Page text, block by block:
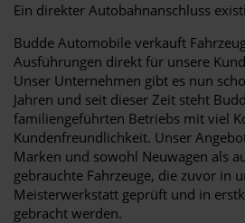
Ein direkter Autobahnanschluss
Budde Automobile verkauft
Ausführungen direkt für unsere
Unser Unternehmen gibt es nun
Jahren und seit dieser Zeit steht
familiengeführten Betriebs mit viel
Kundenfreundlichkeit. Unser
Marken und sowohl Neuwagen als
gebrauchte Fahrzeuge, die zuvor in
Meisterwerkstatt geprüft und in
gebracht werden.